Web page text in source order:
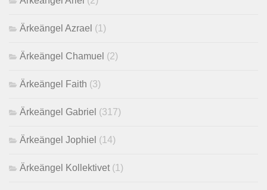
Ärkeängel Azrael (1)
Ärkeängel Chamuel (2)
Ärkeängel Faith (3)
Ärkeängel Gabriel (317)
Ärkeängel Jophiel (14)
Ärkeängel Kollektivet(1)